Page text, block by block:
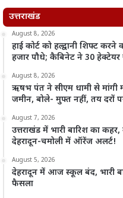
उत्तराखंड
August 8, 2026
हाई कोर्ट को हल्द्वानी शिफ्ट
हजार पौधे; कैबिनेट ने 30 हेक्टेयर
August 8, 2026
ऋषभ पंत ने सीएम धामी से मांगी
जमीन, बोले- मुफ्त नहीं, तय दरों
August 7, 2026
उत्तराखंड में भारी बारिश का कहर,
देहरादून-चमोली में ऑरेंज अलर्ट!
August 5, 2026
देहरादून में आज स्कूल बंद, भारी
फैसला